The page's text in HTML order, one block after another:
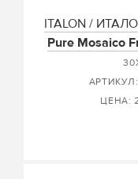
ITALON /
Pure Mosaico
АРТИКУЛ:
ЦЕНА: